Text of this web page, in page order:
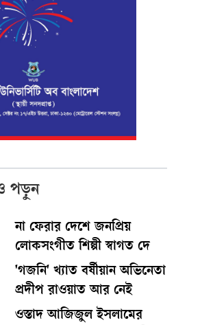
পড়ুন
না ফেরার দেশে জনপ্রিয়
লোকসংগীত শিল্পী স্বাগত দে
'গজনি' খ্যাত বর্ষীয়ান অভিনেতা
প্রদীপ রাওয়াত আর নেই
ওস্তাদ আজিজুল ইসলামের